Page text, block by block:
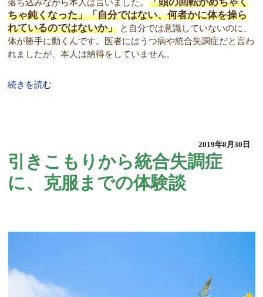
落ち込みながら本人は言いました。「頭の回転がめちゃく
ちゃ鈍くなった」「自分ではない、何者かに体を操ら
れているのではないか」 と自分では意識していないのに、
体が勝手に動くんです。医者にはうつ病や統合失調症だと言わ
れましたが、本人は納得をしていません。
続きを読む
2019年8月30日
引きこもりから統合失調症
に、克服までの体験談